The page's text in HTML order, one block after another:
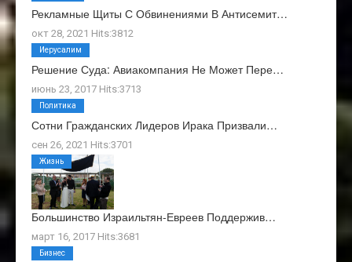
Рекламные Щиты С Обвинениями В Антисемит…
окт 28, 2021 Hits:3812
Решение Суда: Авиакомпания Не Может Пере…
июнь 23, 2017 Hits:3713
Иерусалим
Сотни Гражданских Лидеров Ирака Призвали…
сен 26, 2021 Hits:3701
Политика
Большинство Израильтян-Евреев Поддержив…
март 16, 2017 Hits:3681
Жизнь
Бизнес